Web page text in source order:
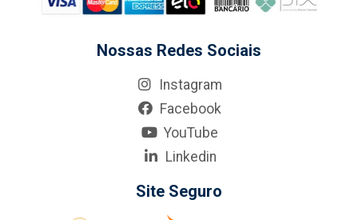
Nossas Redes Sociais
Instagram
Facebook
YouTube
Linkedin
Site Seguro